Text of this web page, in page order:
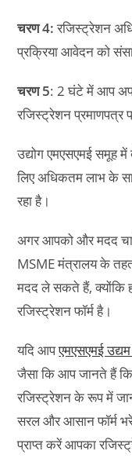
चरण 4:रजिस्ट्रेशन
प्रक्रिया आवेदन को
चरण 5: 2 घंटे में आप
रजिस्ट्रेशन प्रमाणपत्र
उद्योग एमएसएमई समूह
लिए अधिकतम लाभ के
रहा है।
अगर आपको और मदद
MSME मंत्रालय के
मदद ले सकते हैं, क्योंकि
रजिस्ट्रेशन फॉर्म है।
यदि आपएमएसएमई
जैसा कि आप जानते हैं कि
रजिस्ट्रेशन के रूप में
सरल और आसान फॉर्म
प्राप्त करें आपका